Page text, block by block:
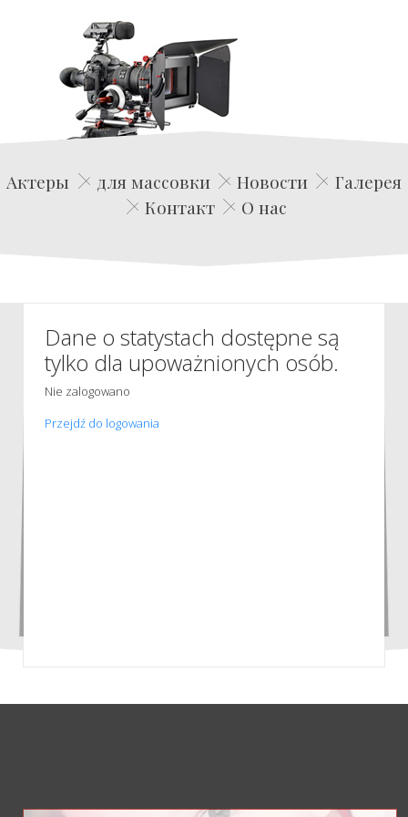
Edwin Film Agencja Aktorska
Актеры для массовки Новости
Галерея
Контакт
О нас
Dane o statystach dostępne są
tylko dla upoważnionych osób.
Nie zalogowano
Przejdź do logowania